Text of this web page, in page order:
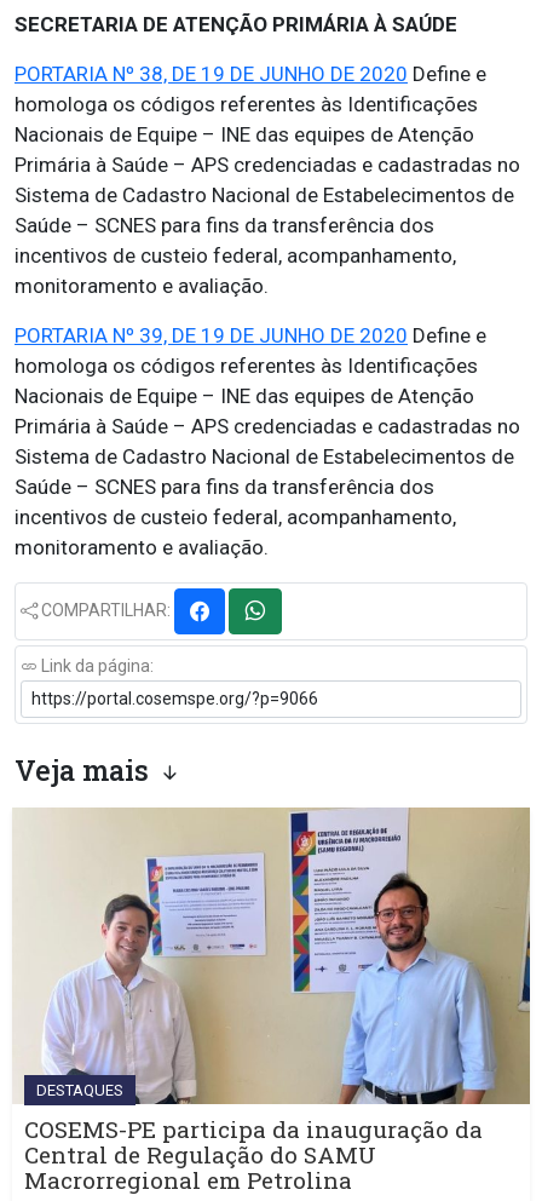
SECRETARIA DE ATENÇÃO PRIMÁRIA À SAÚDE
PORTARIA Nº 38, DE 19 DE JUNHO DE 2020 Define e
homologa os códigos referentes às Identificações
Nacionais de Equipe – INE das equipes de Atenção
Primária à Saúde – APS credenciadas e cadastradas no
Sistema de Cadastro Nacional de Estabelecimentos de
Saúde – SCNES para fins da transferência dos
incentivos de custeio federal, acompanhamento,
monitoramento e avaliação.
PORTARIA Nº 39, DE 19 DE JUNHO DE 2020 Define e
homologa os códigos referentes às Identificações
Nacionais de Equipe – INE das equipes de Atenção
Primária à Saúde – APS credenciadas e cadastradas no
Sistema de Cadastro Nacional de Estabelecimentos de
Saúde – SCNES para fins da transferência dos
incentivos de custeio federal, acompanhamento,
monitoramento e avaliação.
COMPARTILHAR:
Link da página:
Veja mais
DESTAQUES
COSEMS-PE participa da inauguração da
Central de Regulação do SAMU
Macrorregional em Petrolina